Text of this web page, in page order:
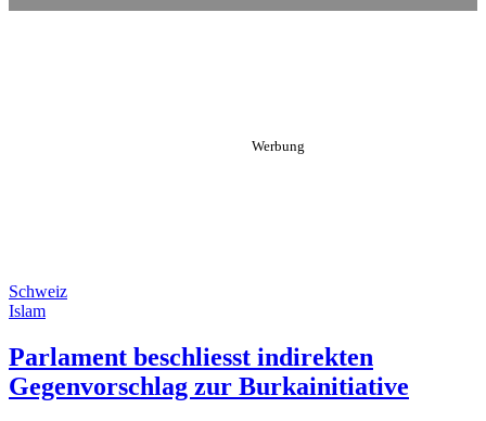
Schweiz
Islam
Parlament beschliesst indirekten
Gegenvorschlag zur Burkainitiative